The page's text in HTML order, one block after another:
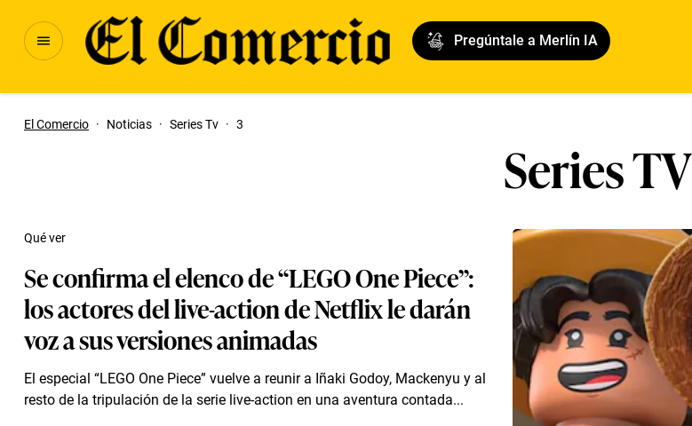
Pregúntale a Merlín IA
El Comercio · Noticias · Series Tv · 3
Series TV
Se confirma el elenco de “LEGO One Piece”:
los actores del live-action de Netflix le darán
voz a sus versiones animadas
El especial “LEGO One Piece” vuelve a reunir a Iñaki Godoy, Mackenyu y al
resto de la tripulación de la serie live-action en una aventura contada...
Qué ver